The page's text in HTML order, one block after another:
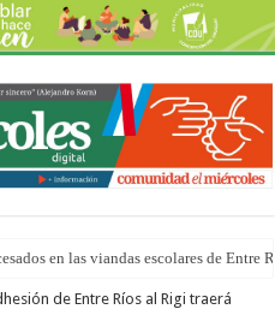
en las viandas escolares de Entre
de Entre Ríos al Rigi traerá